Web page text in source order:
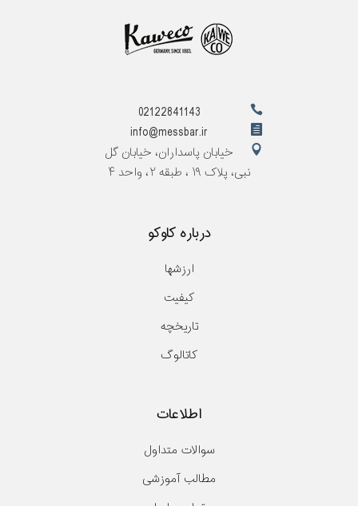
02122841143
info@messbar.ir
خیابان پاسداران، خیابان گل
نبی، پلاک ۱۹ ، طبقه ۲، واحد ۴
درباره کاوکو
ارزشها
کیفیت
تاریخچه
کاتالوگ
اطلاعات
سوالات متداول
مطالب آموزشی